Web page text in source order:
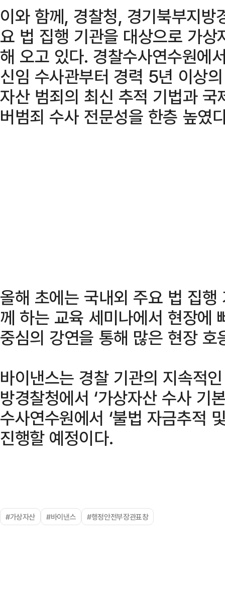
이와 함께, 경찰청, 경기북부지
요 법 집행 기관을 대상으로 가
해 오고 있다. 경찰수사연수원에
신임 수사관부터 경력 5년 이상
자산 범죄의 최신 추적 기법과
버범죄 수사 전문성을 한층 높였
올해 초에는 국내외 주요 법 집
께 하는 교육 세미나에서 현장에
중심의 강연을 통해 많은 현장 호
바이낸스는 경찰 기관의 지속적
방경찰청에서 ‘가상자산 수사 기
수사연수원에서 ‘불법 자금추적
진행할 예정이다.
#가상자산 #바이낸스 #행정안전부장관표창